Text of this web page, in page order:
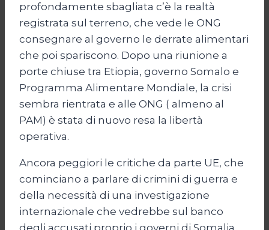
profondamente sbagliata c’è la realtà
registrata sul terreno, che vede le ONG
consegnare al governo le derrate alimentari
che poi spariscono. Dopo una riunione a
porte chiuse tra Etiopia, governo Somalo e
Programma Alimentare Mondiale, la crisi
sembra rientrata e alle ONG ( almeno al
PAM) è stata di nuovo resa la libertà
operativa.
Ancora peggiori le critiche da parte UE, che
cominciano a parlare di crimini di guerra e
della necessità di una investigazione
internazionale che vedrebbe sul banco